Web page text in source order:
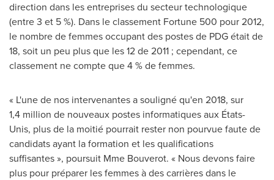
direction dans les entreprises du secteur technologique
(entre 3 et 5 %). Dans le classement Fortune 500 pour 2012,
le nombre de femmes occupant des postes de PDG était de
18, soit un peu plus que les 12 de 2011 ; cependant, ce
classement ne compte que 4 % de femmes.
« L'une de nos intervenantes a souligné qu'en 2018, sur
1,4 million de nouveaux postes informatiques aux États-
Unis, plus de la moitié pourrait rester non pourvue faute de
candidats ayant la formation et les qualifications
suffisantes », poursuit Mme Bouverot. « Nous devons faire
plus pour préparer les femmes à des carrières dans le